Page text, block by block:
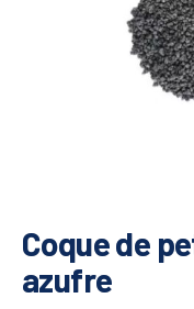
Coque de
azufre